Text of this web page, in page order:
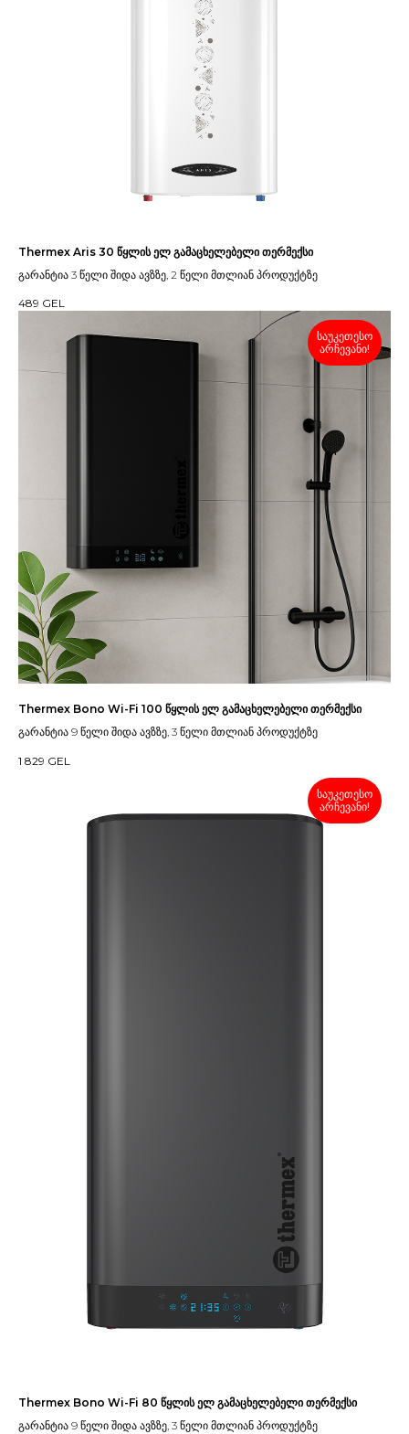
Thermex Aris 30 წყლის ელ გამაცხელებელი თერმექსი
გარანტია 3 წელი შიდა ავზზე, 2 წელი მთლიან პროდუქტზე
489 GEL
საუკეთესო
არჩევანი!
Thermex Bono Wi-Fi 100 წყლის ელ გამაცხელებელი თერმექსი
გარანტია 9 წელი შიდა ავზზე, 3 წელი მთლიან პროდუქტზე
1 829 GEL
საუკეთესო
არჩევანი!
Thermex Bono Wi-Fi 80 წყლის ელ გამაცხელებელი თერმექსი
გარანტია 9 წელი შიდა ავზზე, 3 წელი მთლიან პროდუქტზე